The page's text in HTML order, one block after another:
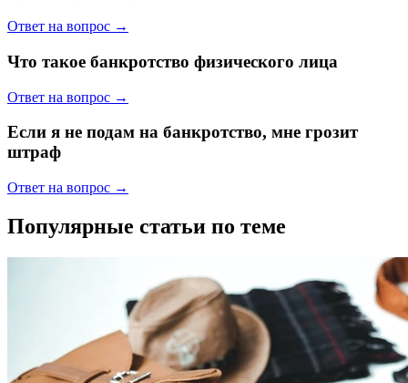
Ответ на вопрос →
Что такое банкротство физического лица
Ответ на вопрос →
Если я не подам на банкротство, мне грозит
штраф
Ответ на вопрос →
Популярные статьи по теме